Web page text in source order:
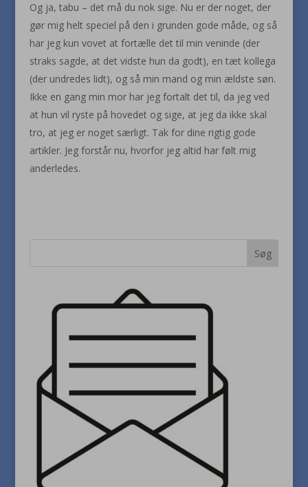
Og ja, tabu – det må du nok sige. Nu er der noget, der
gør mig helt speciel på den i grunden gode måde, og så
har jeg kun vovet at fortælle det til min veninde (der
straks sagde, at det vidste hun da godt), en tæt kollega
(der undredes lidt), og så min mand og min ældste søn.
Ikke en gang min mor har jeg fortalt det til, da jeg ved
at hun vil ryste på hovedet og sige, at jeg da ikke skal
tro, at jeg er noget særligt. Tak for dine rigtig gode
artikler. Jeg forstår nu, hvorfor jeg altid har følt mig
anderledes.